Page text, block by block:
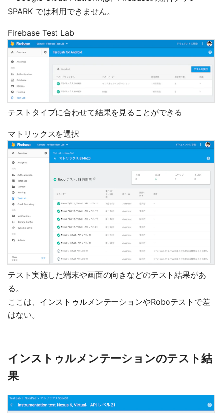
SPARK では利用できません。
Firebase Test Lab
テストタイプに合わせて結果を見ることができる
マトリックスを選択
テスト実施した端末や画面の向きなどのテスト結果があ
る。
ここは、インストゥルメンテーションやRoboテストで差
はない。
インストゥルメンテーションのテスト結
果